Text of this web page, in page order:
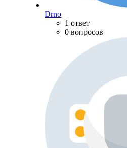
Drno
1 ответ
0 вопросов